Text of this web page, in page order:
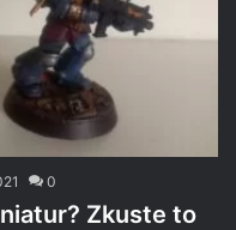
0
Zkuste to